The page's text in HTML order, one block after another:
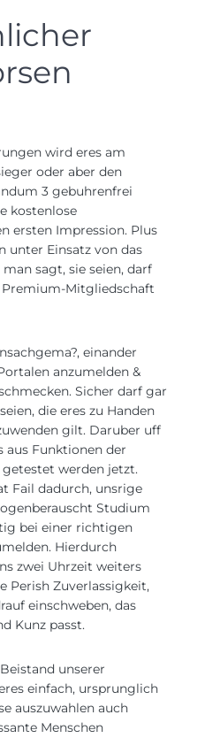
wird eres am
oder aber den
3 gebuhrenfrei
kostenlose
ersten Impression. Plus
unter Einsatz von das
sagt, sie seien, darf
Premium-Mitgliedschaft
einander
anzumelden &
Sicher darf gar
die eres zu Handen
gilt. Daruber uff
aus Funktionen der
werden jetzt.
Fail dadurch, unsrige
Studium
bei einer richtigen
Hierdurch
zwei Uhrzeit weiters
Perish Zuverlassigkeit,
einschweben, das
Kunz passt.
unserer
einfach, ursprunglich
auszuwahlen auch
Menschen